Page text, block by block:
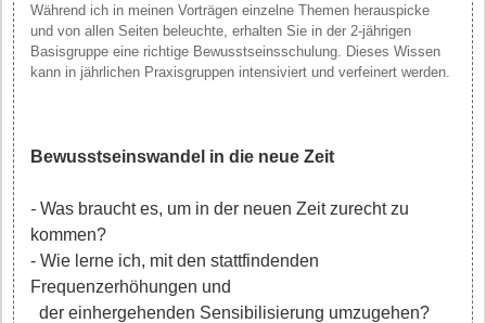
Während ich in meinen Vorträgen einzelne Themen herauspicke
und von allen Seiten beleuchte, erhalten Sie in der 2-jährigen
Basisgruppe eine richtige Bewusstseinsschulung. Dieses Wissen
kann in jährlichen Praxisgruppen intensiviert und verfeinert werden.
Bewusstseinswandel in die neue Zeit
- Was braucht es, um in der neuen Zeit zurecht zu
kommen?
- Wie lerne ich, mit den stattfindenden
Frequenzerhöhungen und
der einhergehenden Sensibilisierung umzugehen?